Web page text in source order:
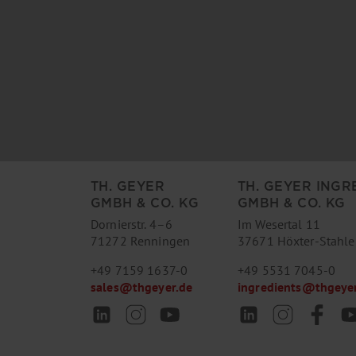
TH. GEYER
GMBH & CO. KG
Dornierstr. 4–6
71272 Renningen
+49 7159 1637-0
sales@thgeyer.de
TH. GEYER
GMBH & CO. KG
Im Wesertal 11
37671 Höxter-Stahle
+49 5531 7045-0
ingredients@